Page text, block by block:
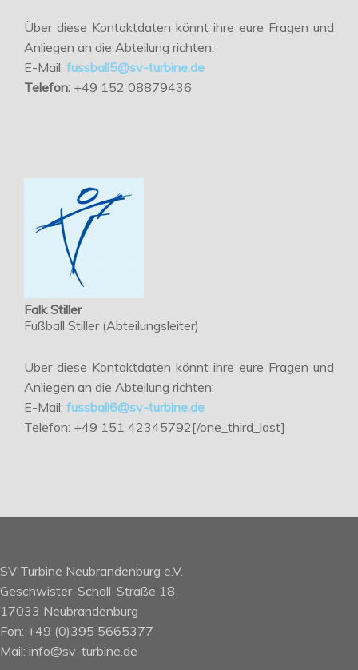
Über diese Kontaktdaten könnt ihre eure Fragen und
Anliegen an die Abteilung richten:
E-Mail: fussball5@sv-turbine.de
Telefon: +49 152 08879436
Falk Stiller
Fußball Stiller (Abteilungsleiter)
Über diese Kontaktdaten könnt ihre eure Fragen und
Anliegen an die Abteilung richten:
E-Mail: fussball6@sv-turbine.de
Telefon: +49 151 42345792[/one_third_last]
SV Turbine Neubrandenburg e.V.
Geschwister-Scholl-Straße 18
17033 Neubrandenburg
Fon: +49 (0)395 5665377
Mail: info@sv-turbine.de